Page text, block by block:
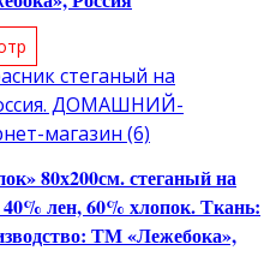
80х200см. стеганый на
лен, 60% хлопок. Ткань:
ТМ «Лежебока»,